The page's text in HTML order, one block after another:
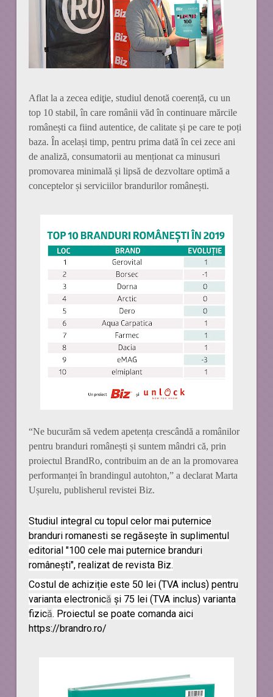
Aflat la a zecea ediţie, studiul denotă coerență, cu un
top 10 stabil, în care românii văd în continuare mărcile
românești ca fiind autentice, de calitate și pe care te poți
baza. În același timp, pentru prima dată în cei zece ani
de analiză, consumatorii au menționat ca minusuri
promovarea minimală și lipsă de dezvoltare optimă a
conceptelor și serviciilor brandurilor românești.
“Ne bucurăm să vedem apetența crescândă a românilor
pentru branduri românești și suntem mândri că, prin
proiectul BrandRo, contribuim an de an la promovarea
performanței în brandingul autohton,” a declarat Marta
Ușurelu, publisherul revistei Biz.
Studiul integral cu topul celor mai puternice
branduri romanesti se regăsește în suplimentul
editorial "100 cele mai puternice branduri
românești", realizat de revista Biz.
Costul de achiziție este 50 lei (TVA inclus) pentru
varianta electronică și 75 lei (TVA inclus) varianta
fizică. Proiectul se poate comanda aici
https://brandro.ro/